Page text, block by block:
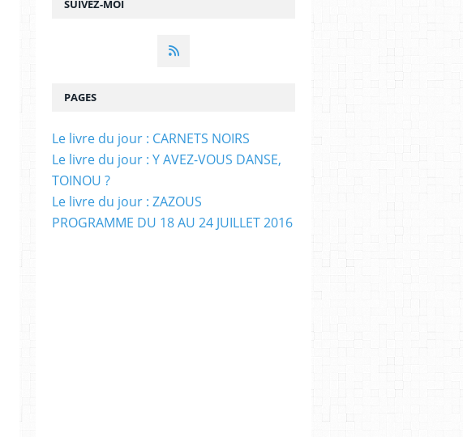
SUIVEZ-MOI
PAGES
Le livre du jour : CARNETS NOIRS
Le livre du jour : Y AVEZ-VOUS DANSE,
TOINOU ?
Le livre du jour : ZAZOUS
PROGRAMME DU 18 AU 24 JUILLET 2016